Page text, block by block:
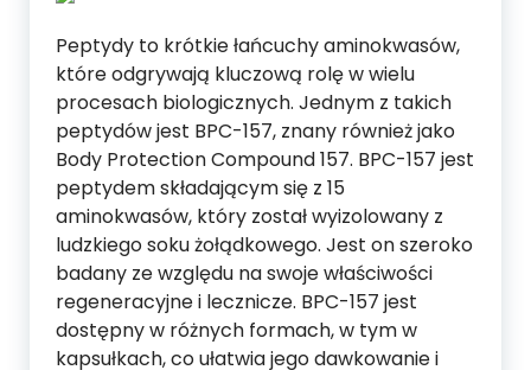
Peptydy to krótkie łańcuchy aminokwasów,
które odgrywają kluczową rolę w wielu
procesach biologicznych. Jednym z takich
peptydów jest BPC-157, znany również jako
Body Protection Compound 157. BPC-157 jest
peptydem składającym się z 15
aminokwasów, który został wyizolowany z
ludzkiego soku żołądkowego. Jest on szeroko
badany ze względu na swoje właściwości
regeneracyjne i lecznicze. BPC-157 jest
dostępny w różnych formach, w tym w
kapsułkach, co ułatwia jego dawkowanie i